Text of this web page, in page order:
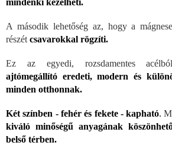
mindenki kezelheti.
A második lehetőség az, hogy a
részét csavarokkal rögzíti.
Ez az egyedi, rozsdamentes
ajtómegállító eredeti, modern és
minden otthonnak.
Két színben - fehér és fekete - kapható.
kiváló minőségű anyagának
belső térben.